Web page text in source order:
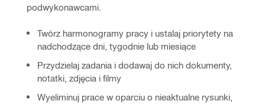
podwykonawcami.
Twórz harmonogramy pracy i ustalaj priorytety na
nadchodzące dni, tygodnie lub miesiące
Przydzielaj zadania i dodawaj do nich dokumenty,
notatki, zdjęcia i filmy
Wyeliminuj prace w oparciu o nieaktualne rysunki,